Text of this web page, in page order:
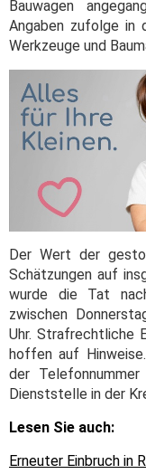
Bauwagen
Angaben zufolge in
Werkzeuge und
Der Wert der
Schätzungen auf
wurde die Tat
zwischen
Uhr. Strafrechtliche
hoffen auf
der
Dienststelle in der
Lesen Sie auch:
Erneuter Einbruch in